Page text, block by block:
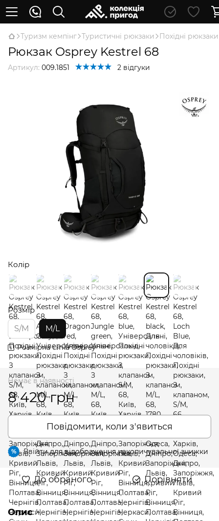
Туризм кемпінг Туристичні рюкзаки Похідні рюкзаки
Рюкзак Osprey Kestrel 68
Артикул: 009.1851 2 відгуки
Колір
Розмір
S/M
M/L
Розмірна сітка Osprey
Немає в наявності
8 420 грн
Повідомити, коли з'явиться
% Ввійтидля відображення накопичувальної знижки
До обраного Порівняти
Опис